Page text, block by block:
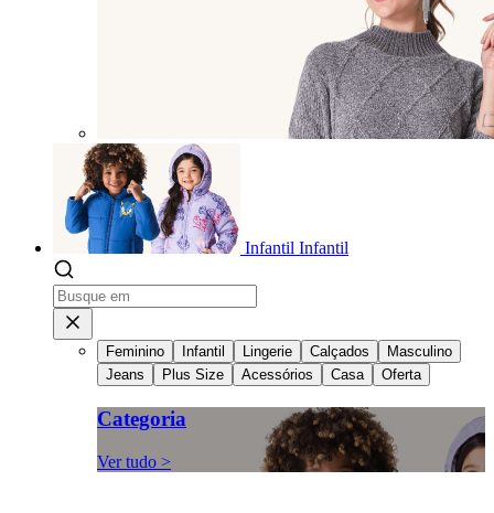
Infantil Infantil
Feminino Infantil Lingerie Calçados
Masculino
Jeans
Plus Size Acessórios Casa Oferta
Categoria
Ver tudo >